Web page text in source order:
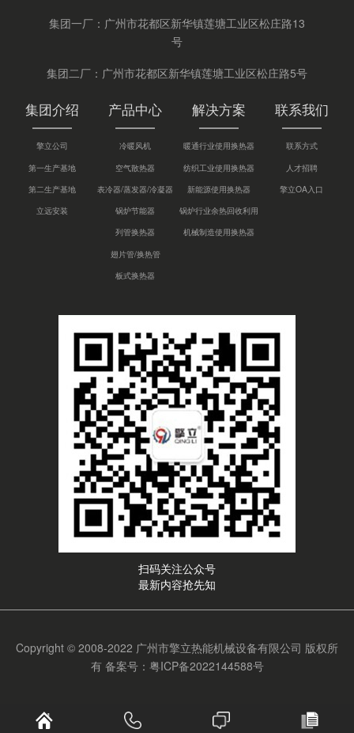
集团一厂：广州市花都区新华镇莲塘工业区松庄路13
号
集团二厂：广州市花都区新华镇莲塘工业区松庄路5号
集团介绍
擎立公司
第一生产基地
第二生产基地
立远安装
产品中心
冷暖风机
空气散热器
表冷器/蒸发器/冷凝器
锅炉节能器
列管换热器
翅片管/换热管
板式换热器
解决方案
暖通行业使用换热器
纺织工业使用换热器
新能源使用换热器
锅炉行业余热回收利用
机械制造使用换热器
联系我们
联系方式
人才招聘
擎立OA入口
扫码关注公众号
最新内容抢先知
Copyright © 2008-2022 广州市擎立热能机械设备有限公司 版权所
有 备案号：粤ICP备2022144588号